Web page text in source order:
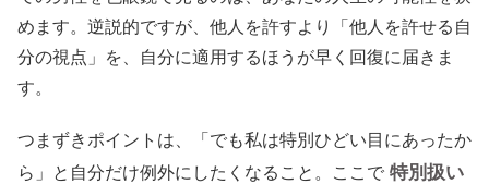
めます。逆説的ですが、他人を許すより「他人を許せる自
分の視点」を、自分に適用するほうが早く回復に届きま
す。
つまずきポイントは、「でも私は特別ひどい目にあったか
ら」と自分だけ例外にしたくなること。ここで 特別扱い